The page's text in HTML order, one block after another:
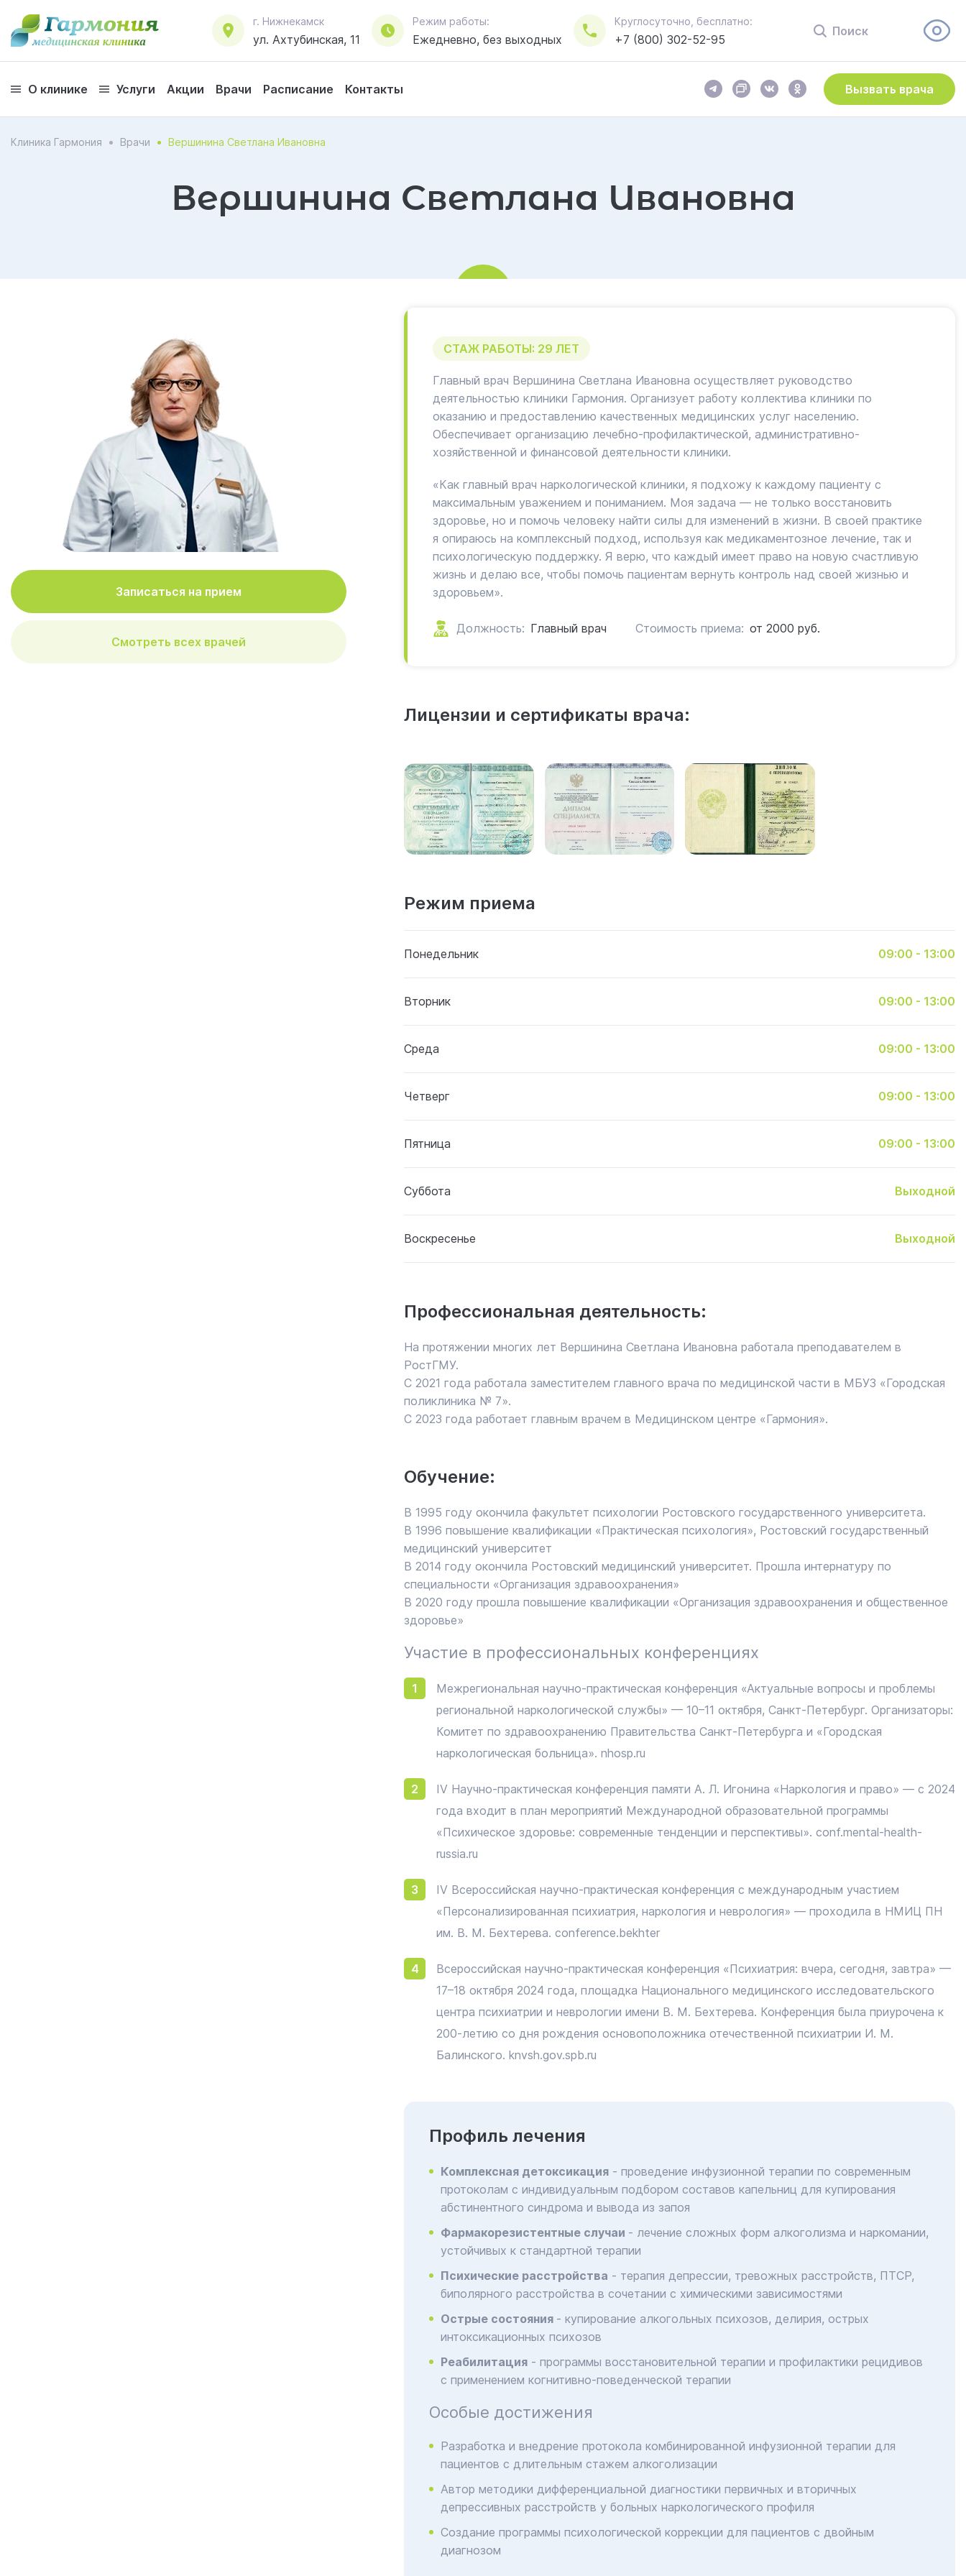
г. Нижнекамск
ул. Ахтубинская, 11
Режим работы:
Ежедневно, без выходных
Круглосуточно, бесплатно:
+7 (800) 302-52-95
Поиск
О клинике Услуги Акции Врачи Расписание Контакты Вызвать врача
Клиника Гармония Врачи Вершинина Светлана Ивановна
Вершинина Светлана Ивановна
Записаться на прием
Смотреть всех врачей
СТАЖ РАБОТЫ: 29 ЛЕТ
Главный врач Вершинина Светлана Ивановна осуществляет руководство
деятельностью клиники Гармония. Организует работу коллектива клиники по
оказанию и предоставлению качественных медицинских услуг населению.
Обеспечивает организацию лечебно-профилактической, административно-
хозяйственной и финансовой деятельности клиники.
«Как главный врач наркологической клиники, я подхожу к каждому пациенту с
максимальным уважением и пониманием. Моя задача — не только восстановить
здоровье, но и помочь человеку найти силы для изменений в жизни. В своей практике
я опираюсь на комплексный подход, используя как медикаментозное лечение, так и
психологическую поддержку. Я верю, что каждый имеет право на новую счастливую
жизнь и делаю все, чтобы помочь пациентам вернуть контроль над своей жизнью и
здоровьем».
Должность: Главный врач Стоимость приема: от 2000 руб.
Лицензии и сертификаты врача:
Режим приема
Понедельник 09:00 - 13:00
Вторник 09:00 - 13:00
Среда 09:00 - 13:00
Четверг 09:00 - 13:00
Пятница 09:00 - 13:00
Суббота Выходной
Воскресенье Выходной
Профессиональная деятельность:
На протяжении многих лет Вершинина Светлана Ивановна работала преподавателем в
РостГМУ.
С 2021 года работала заместителем главного врача по медицинской части в МБУЗ «Городская
поликлиника № 7».
С 2023 года работает главным врачем в Медицинском центре «Гармония».
Обучение:
В 1995 году окончила факультет психологии Ростовского государственного университета.
В 1996 повышение квалификации «Практическая психология», Ростовский государственный
медицинский университет
В 2014 году окончила Ростовский медицинский университет. Прошла интернатуру по
специальности «Организация здравоохранения»
В 2020 году прошла повышение квалификации «Организация здравоохранения и общественное
здоровье»
Участие в профессиональных конференциях
Межрегиональная научно-практическая конференция «Актуальные вопросы и проблемы
региональной наркологической службы» — 10–11 октября, Санкт-Петербург. Организаторы:
Комитет по здравоохранению Правительства Санкт-Петербурга и «Городская
наркологическая больница». nhosp.ru
IV Научно-практическая конференция памяти А. Л. Игонина «Наркология и право» — с 2024
года входит в план мероприятий Международной образовательной программы
«Психическое здоровье: современные тенденции и перспективы». conf.mental-health-
russia.ru
IV Всероссийская научно-практическая конференция с международным участием
«Персонализированная психиатрия, наркология и неврология» — проходила в НМИЦ ПН
им. В. М. Бехтерева. conference.bekhter
Всероссийская научно-практическая конференция «Психиатрия: вчера, сегодня, завтра» —
17–18 октября 2024 года, площадка Национального медицинского исследовательского
центра психиатрии и неврологии имени В. М. Бехтерева. Конференция была приурочена к
200-летию со дня рождения основоположника отечественной психиатрии И. М.
Балинского. knvsh.gov.spb.ru
Профиль лечения
Комплексная детоксикация - проведение инфузионной терапии по современным
протоколам с индивидуальным подбором составов капельниц для купирования
абстинентного синдрома и вывода из запоя
Фармакорезистентные случаи - лечение сложных форм алкоголизма и наркомании,
устойчивых к стандартной терапии
Психические расстройства - терапия депрессии, тревожных расстройств, ПТСР,
биполярного расстройства в сочетании с химическими зависимостями
Острые состояния - купирование алкогольных психозов, делирия, острых
интоксикационных психозов
Реабилитация - программы восстановительной терапии и профилактики рецидивов
с применением когнитивно-поведенческой терапии
Особые достижения
Разработка и внедрение протокола комбинированной инфузионной терапии для
пациентов с длительным стажем алкоголизации
Автор методики дифференциальной диагностики первичных и вторичных
депрессивных расстройств у больных наркологического профиля
Создание программы психологической коррекции для пациентов с двойным
диагнозом